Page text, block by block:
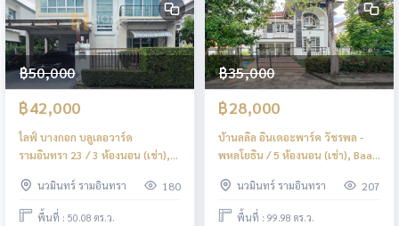
฿50,000
฿42,000
ไลฟ์ บางกอก บลูเลอวาร์ด
รามอินทรา 23 / 3 ห้องนอน (เช่า),
Ramintra 23 / 3 Bedrooms (FOR
RENT) TAN892
นวมินทร์ รามอินทรา 180
พื้นที่ : 50.08 ตร.ว.
฿35,000
฿28,000
บ้านลลิล อินเดอะพาร์ค วัชรพล -
พหลโยธิน / 5 ห้องนอน (เช่า), Baan
Paholyothin / 5 Bedrooms (FOR
RENT) TAN885
นวมินทร์ รามอินทรา 207
พื้นที่ : 99.98 ตร.ว.